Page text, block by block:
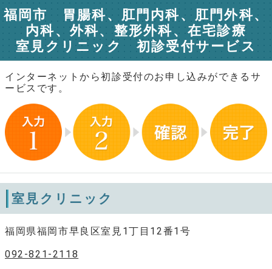
福岡市 胃腸科、肛門内科、肛門外科、
内科、外科、整形外科、在宅診療
室見クリニック 初診受付サービス
インターネットから初診受付のお申し込みができるサ
ービスです。
室見クリニック
福岡県福岡市早良区室見1丁目12番1号
092-821-2118